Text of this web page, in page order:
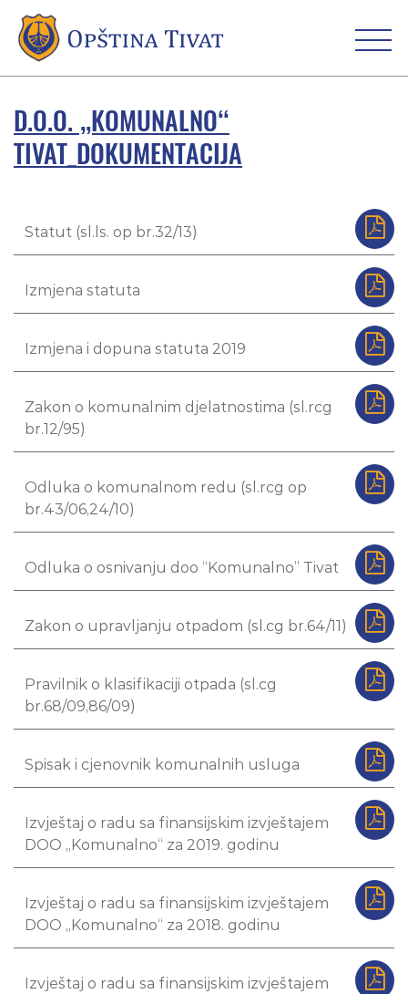
D.O.O. „KOMUNALNO“
TIVAT_DOKUMENTACIJA
Statut (sl.ls. op br.32/13)
Izmjena statuta
Izmjena i dopuna statuta 2019
Zakon o komunalnim djelatnostima (sl.rcg
br.12/95)
Odluka o komunalnom redu (sl.rcg op
br.43/06,24/10)
Odluka o osnivanju doo “Komunalno” Tivat
Zakon o upravljanju otpadom (sl.cg br.64/11)
Pravilnik o klasifikaciji otpada (sl.cg
br.68/09,86/09)
Spisak i cjenovnik komunalnih usluga
Izvještaj o radu sa finansijskim izvještajem
DOO „Komunalno“ za 2019. godinu
Izvještaj o radu sa finansijskim izvještajem
DOO „Komunalno“ za 2018. godinu
Izvještaj o radu sa finansijskim izvještajem